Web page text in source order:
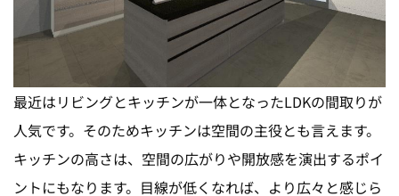
最近はリビングとキッチンが一体となったLDKの間取りが
人気です。そのためキッチンは空間の主役とも言えます。
キッチンの高さは、空間の広がりや開放感を演出するポイ
ントにもなります。目線が低くなれば、より広々と感じら